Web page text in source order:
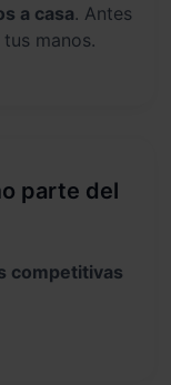
a casa. Antes
manos.
parte del
competitivas